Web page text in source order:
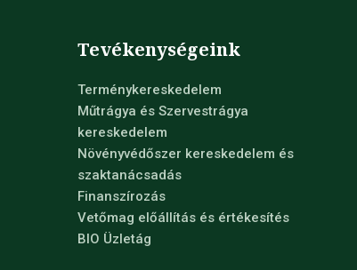
Tevékenységeink
Terménykereskedelem
Műtrágya és Szervestrágya
kereskedelem
Növényvédőszer kereskedelem és
szaktanácsadás
Finanszírozás
Vetőmag előállítás és értékesítés
BIO Üzletág